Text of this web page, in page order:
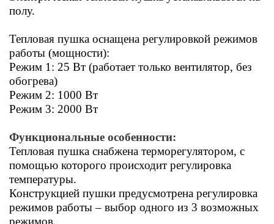
полу.
Тепловая пушка оснащена регулировкой режимов
работы (мощности):
Режим 1: 25 Вт (работает только вентилятор, без
обогрева)
Режим 2: 1000 Вт
Режим 3: 2000 Вт
Функциональные особенности:
Тепловая пушка снабжена терморегулятором, с
помощью которого происходит регулировка
температуры.
Конструкцией пушки предусмотрена регулировка
режимов работы – выбор одного из 3 возможных
режимов.